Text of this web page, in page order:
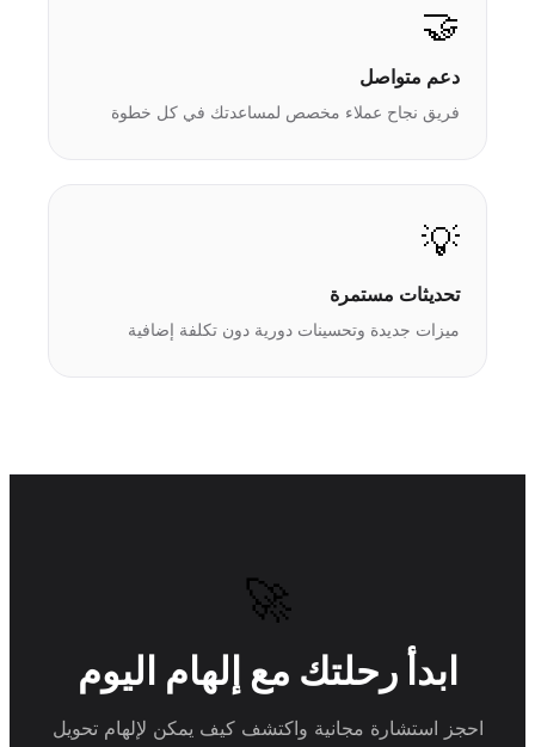
🤝
دعم متواصل
فريق نجاح عملاء مخصص لمساعدتك في كل خطوة
💡
تحديثات مستمرة
ميزات جديدة وتحسينات دورية دون تكلفة إضافية
🚀
ابدأ رحلتك مع إلهام اليوم
احجز استشارة مجانية واكتشف كيف يمكن لإلهام تحويل